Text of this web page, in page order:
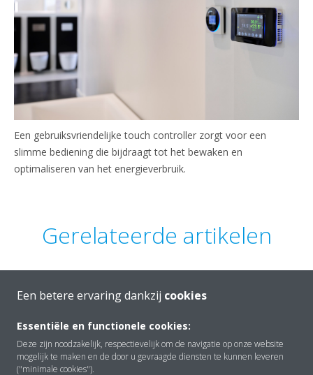
Een gebruiksvriendelijke touch controller zorgt voor een
slimme bediening die bijdraagt tot het bewaken en
optimaliseren van het energieverbruik.
Gerelateerde artikelen
Over Daikin
Een betere ervaring dankzij cookies
Essentiële en functionele cookies:
Deze zijn noodzakelijk, respectievelijk om de navigatie op onze website
mogelijk te maken en de door u gevraagde diensten te kunnen leveren
("minimale cookies").